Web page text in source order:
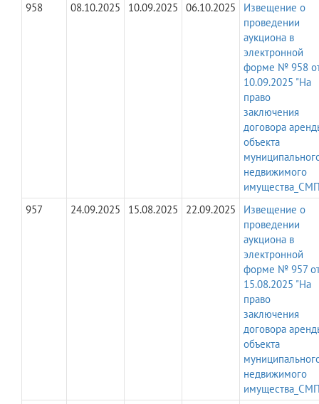
958
08.10.2025 10.09.2025 06.10.2025
Извещение о
проведении
аукциона в
электронной
форме № 958
10.09.2025 "На
право
заключения
договора
объекта
недвижимого
957
24.09.2025 15.08.2025 22.09.2025
Извещение о
проведении
аукциона в
электронной
форме № 957
15.08.2025 "На
право
заключения
договора
объекта
недвижимого